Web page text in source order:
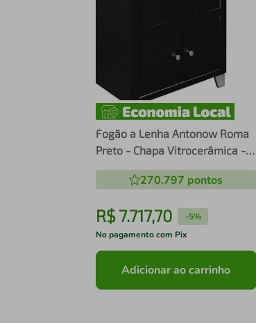
Fogão a Lenha Antonow Roma
Preto - Chapa Vitrocerâmica -
Saída Lado Esquerdo
270.797 pontos
R$ 7.717,70 -5%
No pagamento com Pix
Adicionar ao carrinho